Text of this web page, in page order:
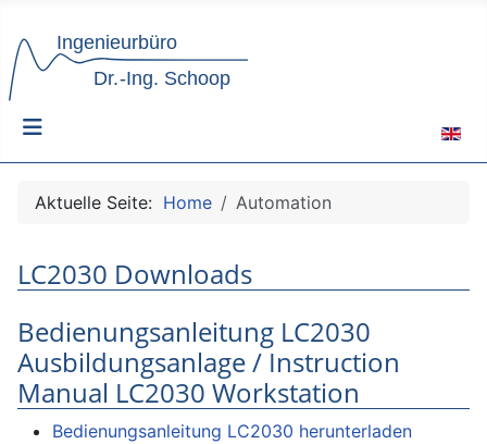
Aktuelle Seite: Home Automation
LC2030 Downloads
Bedienungsanleitung LC2030
Ausbildungsanlage / Instruction
Manual LC2030 Workstation
Bedienungsanleitung LC2030 herunterladen